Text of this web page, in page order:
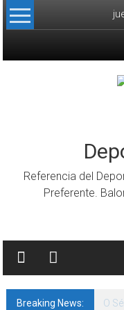
Skip to content
Referencia del
Preferente.
Breaking News: O